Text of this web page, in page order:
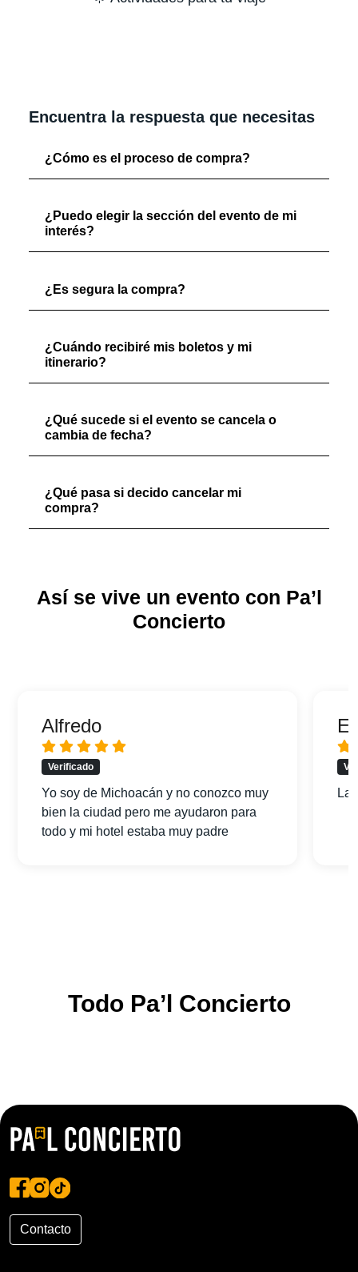
Encuentra la respuesta que necesitas
¿Cómo es el proceso de compra?
¿Puedo elegir la sección del evento de mi
interés?
¿Es segura la compra?
¿Cuándo recibiré mis boletos y mi
itinerario?
¿Qué sucede si el evento se cancela o
cambia de fecha?
¿Qué pasa si decido cancelar mi
compra?
Así se vive un evento con Pa’l
Concierto
Alfredo
Verificado
Yo soy de Michoacán y no conozco muy
bien la ciudad pero me ayudaron para
todo y mi hotel estaba muy padre
La
Todo Pa’l Concierto
Contacto